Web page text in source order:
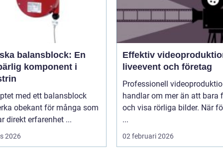
balansblock: En
komponent i
med ett balansblock
obekant för många som
direkt erfarenhet ...
2026
Effektiv
liveevent och företag
Professionell
handlar om mer än att bara
och visa rörliga bilder. När
...
02 februari 2026